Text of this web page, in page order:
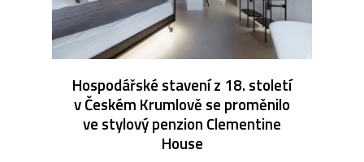
Hospodářské stavení z 18. století
v Českém Krumlově se proměnilo
ve stylový penzion Clementine
House